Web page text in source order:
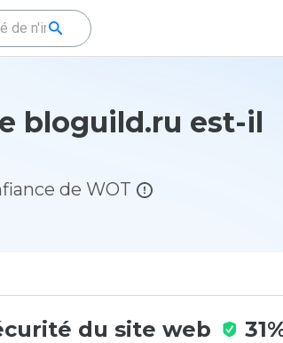
bloguild.ru est-il
de WOT
du site web